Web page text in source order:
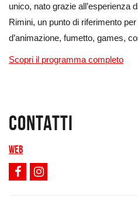
unico, nato grazie all’esperienza
Rimini, un punto di riferimento
d’animazione, fumetto, games,
Scopri il programma completo
Contatti
Web